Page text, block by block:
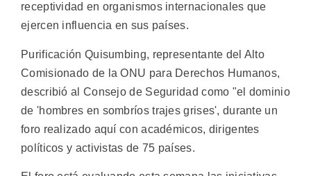
receptividad en organismos internacionales que
ejercen influencia en sus países.
Purificación Quisumbing, representante del Alto
Comisionado de la ONU para Derechos Humanos,
describió al Consejo de Seguridad como "el dominio
de 'hombres en sombríos trajes grises', durante un
foro realizado aquí con académicos, dirigentes
políticos y activistas de 75 países.